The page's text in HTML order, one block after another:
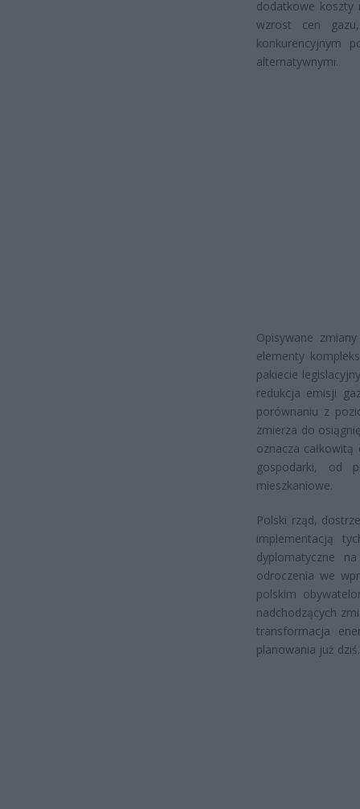
dodatkowe koszty
wzrost cen
konkurencyjnym
alternatywnymi.
Opisywane
elementy
pakiecie
redukcja emisji
porównaniu z
zmierza do
oznacza
gospodarki, od
mieszkaniowe.
Polski rząd,
implementacją
dyplomatyczne
odroczenia we
polskim
nadchodzących
transformacja
planowania już dziś.